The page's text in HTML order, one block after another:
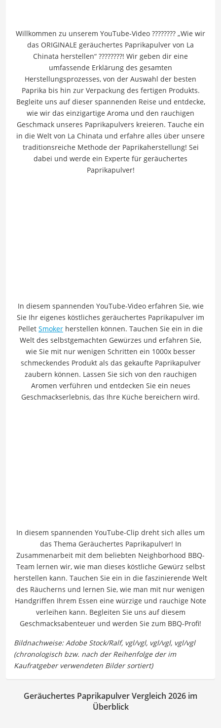
Willkommen zu unserem YouTube-Video ???????? „Wie wir
das ORIGINALE geräuchertes Paprikapulver von La
Chinata herstellen“ ????????! Wir geben dir eine
umfassende Erklärung des gesamten
Herstellungsprozesses, von der Auswahl der besten
Paprika bis hin zur Verpackung des fertigen Produkts.
Begleite uns auf dieser spannenden Reise und entdecke,
wie wir das einzigartige Aroma und den rauchigen
Geschmack unseres Paprikapulvers kreieren. Tauche ein
in die Welt von La Chinata und erfahre alles über unsere
traditionsreiche Methode der Paprikaherstellung! Sei
dabei und werde ein Experte für geräuchertes
Paprikapulver!
In diesem spannenden YouTube-Video erfahren Sie, wie
Sie Ihr eigenes köstliches geräuchertes Paprikapulver im
Pellet Smoker herstellen können. Tauchen Sie ein in die
Welt des selbstgemachten Gewürzes und erfahren Sie,
wie Sie mit nur wenigen Schritten ein 1000x besser
schmeckendes Produkt als das gekaufte Paprikapulver
zaubern können. Lassen Sie sich von den rauchigen
Aromen verführen und entdecken Sie ein neues
Geschmackserlebnis, das Ihre Küche bereichern wird.
In diesem spannenden YouTube-Clip dreht sich alles um
das Thema Geräuchertes Paprikapulver! In
Zusammenarbeit mit dem beliebten Neighborhood BBQ-
Team lernen wir, wie man dieses köstliche Gewürz selbst
herstellen kann. Tauchen Sie ein in die faszinierende Welt
des Räucherns und lernen Sie, wie man mit nur wenigen
Handgriffen Ihrem Essen eine würzige und rauchige Note
verleihen kann. Begleiten Sie uns auf diesem
Geschmacksabenteuer und werden Sie zum BBQ-Profi!
Geräuchertes Paprikapulver Vergleich 2026 im
Überblick